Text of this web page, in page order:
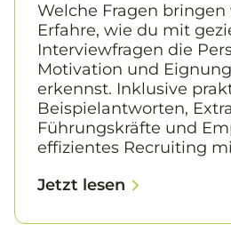
Welche Fragen
Erfahre, wie du mit
Interviewfragen die
Motivation und
erkennst. Inklusive
Beispielantworten,
Führungskräfte und
effizientes Recruiting
Jetzt lesen